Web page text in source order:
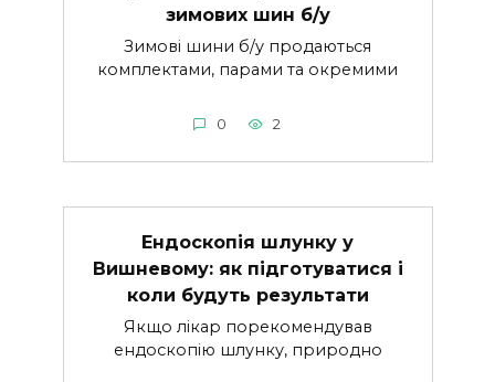
зимових шин б/у
Зимові шини б/у продаються
комплектами, парами та окремими
0 2
Ендоскопія шлунку у
Вишневому: як підготуватися і
коли будуть результати
Якщо лікар порекомендував
ендоскопію шлунку, природно